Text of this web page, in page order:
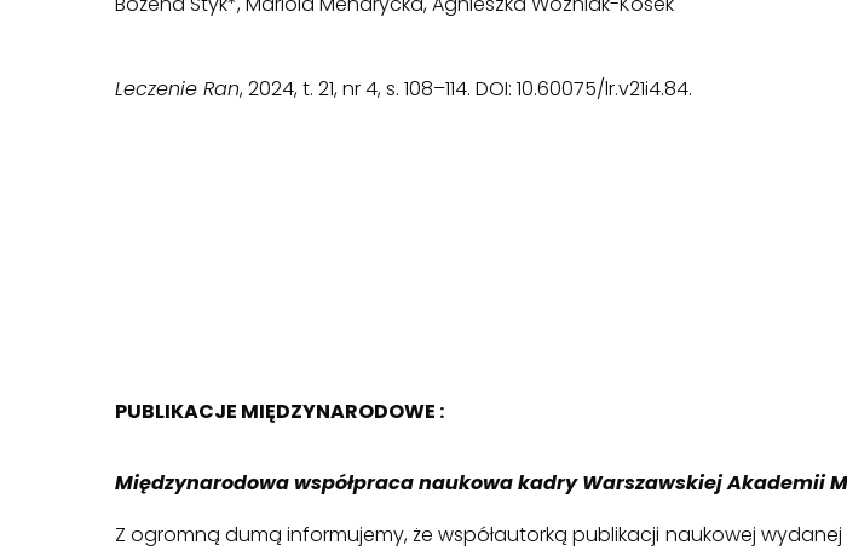
Leczenie Ran, 2024, t. 21, nr 4, s. 108–114. DOI: 10.60075/lr.v21i4.84.
PUBLIKACJE MIĘDZYNARODOWE :
Międzynarodowa współpraca naukowa kadry Warszawskiej Akademii
Z ogromną dumą informujemy, że współautorką publikacji naukowej